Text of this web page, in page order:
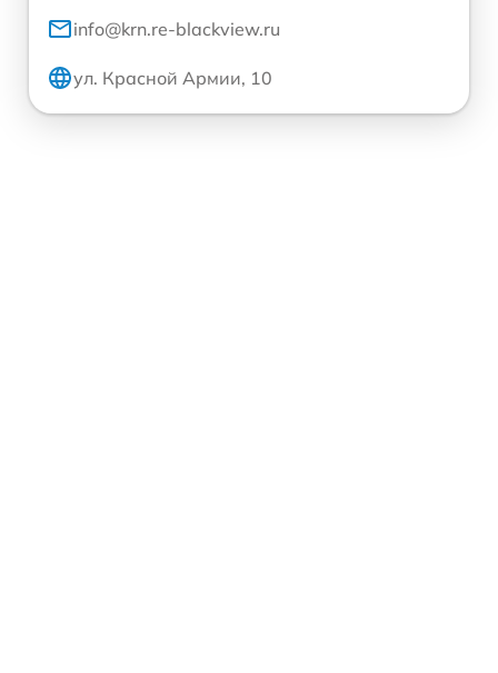
info@krn.re-blackview.ru
ул. Красной Армии, 10